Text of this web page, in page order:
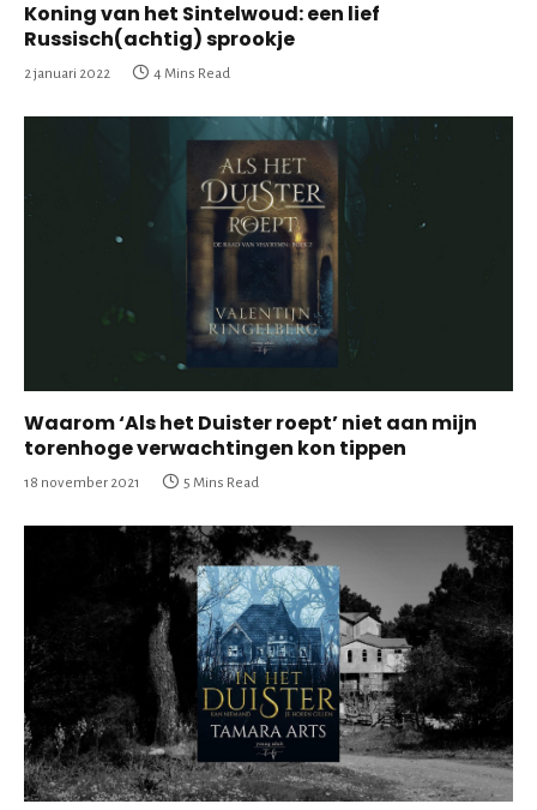
Koning van het Sintelwoud: een lief
Russisch(achtig) sprookje
2 januari 2022 4 Mins Read
Waarom ‘Als het Duister roept’ niet aan mijn
torenhoge verwachtingen kon tippen
18 november 2021 5 Mins Read